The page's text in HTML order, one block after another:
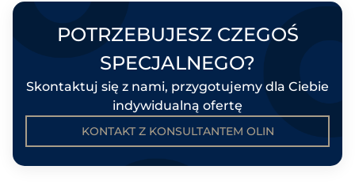
POTRZEBUJESZ CZEGOŚ
SPECJALNEGO?
Skontaktuj się z nami, przygotujemy dla Ciebie
indywidualną ofertę
KONTAKT Z KONSULTANTEM OLIN